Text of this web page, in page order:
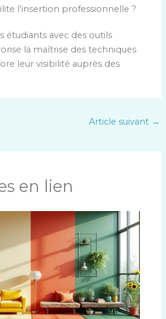
l’insertion professionnelle ?
étudiants avec des outils
la maîtrise des techniques
leur visibilité auprès des
Article suivant →
en lien